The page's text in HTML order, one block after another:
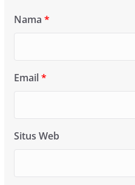
Nama *
Email*
Situs Web